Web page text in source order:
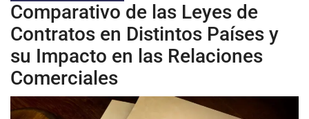
Comparativo de las Leyes de
Contratos en Distintos Países y
su Impacto en las Relaciones
Comerciales